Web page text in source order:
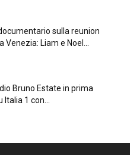
sulla reunion
Venezia: Liam e Noel...
Bruno Estate in prima
Italia 1 con...